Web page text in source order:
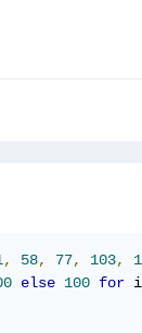
, 58, 77, 103,
else 100 for i